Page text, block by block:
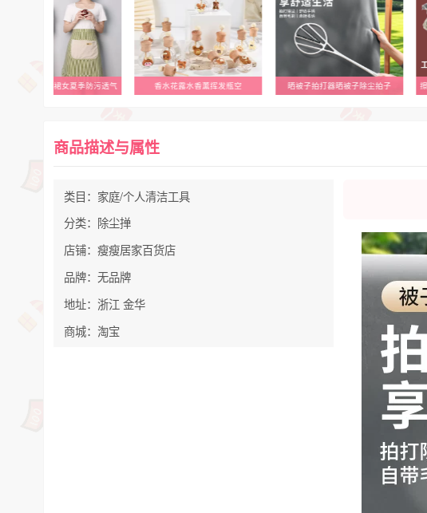
龙半截棉麻围裙女夏季防污透气 香水花露水香薰挥发瓶空 晒被子拍打器晒被子除尘拍子
商品描述与属性
类目：家庭/个人清洁工具
分类：除尘掸
店铺：瘦瘦居家百货店
品牌：无品牌
地址：浙江 金华
商城：淘宝